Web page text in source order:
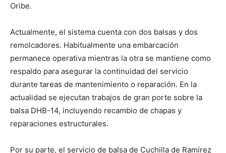
Oribe.
Actualmente, el sistema cuenta con dos balsas y dos
remolcadores. Habitualmente una embarcación
permanece operativa mientras la otra se mantiene como
respaldo para asegurar la continuidad del servicio
durante tareas de mantenimiento o reparación. En la
actualidad se ejecutan trabajos de gran porte sobre la
balsa DHB-14, incluyendo recambio de chapas y
reparaciones estructurales.
Por su parte, el servicio de balsa de Cuchilla de Ramírez